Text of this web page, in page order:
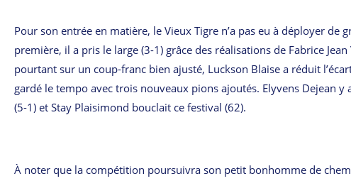
Pour son entrée en matière, le Vieux Tigre n’a pas eu à déployer
première, il a pris le large (3-1) grâce des réalisations de Fabrice
pourtant sur un coup-franc bien ajusté, Luckson Blaise a réduit
gardé le tempo avec trois nouveaux pions ajoutés. Elyvens Dejean
(5-1) et Stay Plaisimond bouclait ce festival (62).
À noter que la compétition poursuivra son petit bonhomme de